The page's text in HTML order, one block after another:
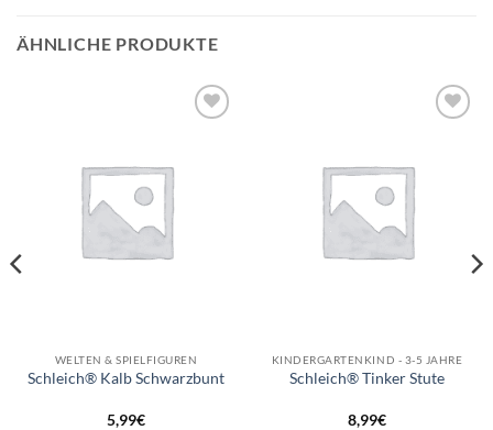
ÄHNLICHE PRODUKTE
WELTEN & SPIELFIGUREN
Schleich® Kalb Schwarzbunt
5,99€
KINDERGARTENKIND - 3-5 JAHRE
Schleich® Tinker Stute
8,99€